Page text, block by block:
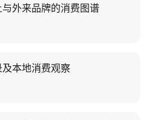
外来品牌的消费图谱
本地消费观察